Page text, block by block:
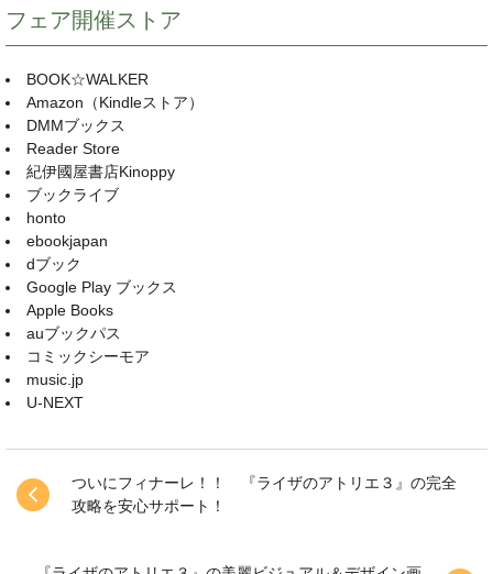
フェア開催ストア
BOOK☆WALKER
Amazon（Kindleストア）
DMMブックス
Reader Store
紀伊國屋書店Kinoppy
ブックライブ
honto
ebookjapan
dブック
Google Play ブックス
Apple Books
auブックパス
コミックシーモア
music.jp
U-NEXT
ついにフィナーレ！！ 『ライザのアトリエ３』の完全
攻略を安心サポート！